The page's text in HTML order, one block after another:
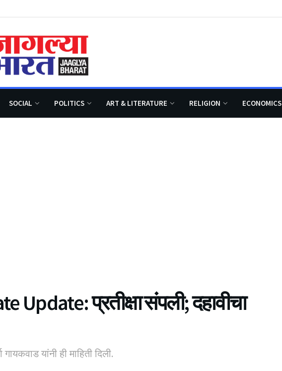
SOCIAL POLITICS ART & LITERATURE RELIGION ECONOMICS
Update: प्रतीक्षा संपली; दहावीचा
गायकवाड यांनी ही माहिती दिली.